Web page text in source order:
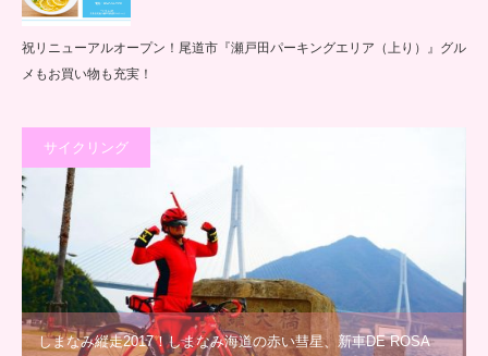
祝リニューアルオープン！尾道市『瀬戸田パーキングエリア（上り）』グル
メもお買い物も充実！
サイクリング
しまなみ縦走2017！しまなみ海道の赤い彗星、新車DE ROSA